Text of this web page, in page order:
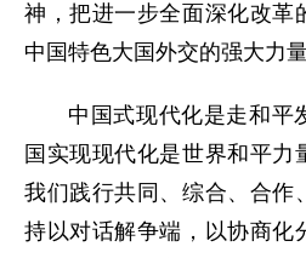
神，把进一步全面深化改革
中国特色大国外交的强大力量
中国式现代化是走和平
国实现现代化是世界和平力
我们践行共同、综合、合作
持以对话解争端，以协商化